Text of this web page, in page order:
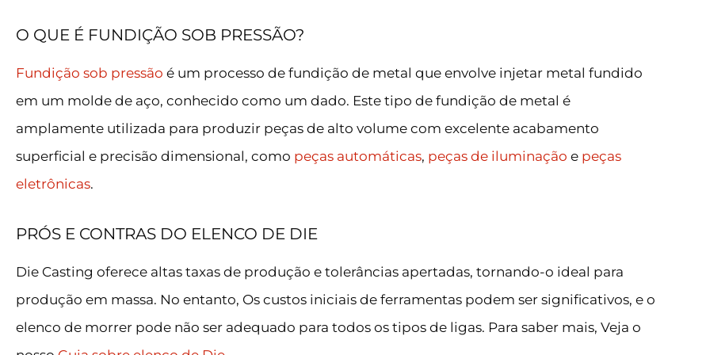
O QUE É FUNDIÇÃO SOB PRESSÃO?
Fundição sob pressão é um processo de fundição de metal que envolve injetar metal fundido
em um molde de aço, conhecido como um dado. Este tipo de fundição de metal é
amplamente utilizada para produzir peças de alto volume com excelente acabamento
superficial e precisão dimensional, como peças automáticas, peças de iluminação e peças
eletrônicas.
PRÓS E CONTRAS DO ELENCO DE DIE
Die Casting oferece altas taxas de produção e tolerâncias apertadas, tornando-o ideal para
produção em massa. No entanto, Os custos iniciais de ferramentas podem ser significativos, e o
elenco de morrer pode não ser adequado para todos os tipos de ligas. Para saber mais, Veja o